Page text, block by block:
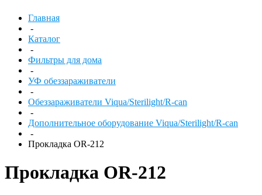
Главная
-
Каталог
-
Фильтры для дома
-
УФ обеззараживатели
-
Обеззараживатели Viqua/Sterilight/R-can
-
Дополнительное оборудование Viqua/Sterilight/R-can
-
Прокладка OR-212
Прокладка OR-212